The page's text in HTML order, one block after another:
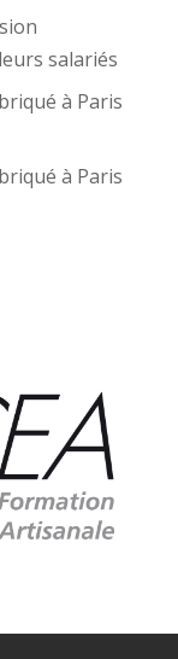
salariés
à Paris
à Paris